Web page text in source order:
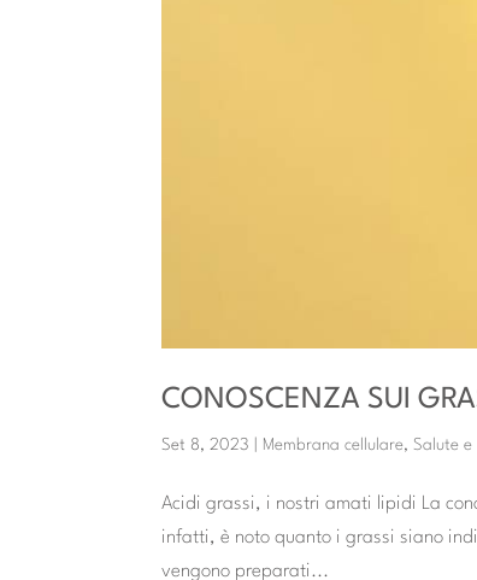
CONOSCENZA SUI
Set 8, 2023 Membrana cellulare, Salute e
Acidi grassi, i nostri amati lipidi La
infatti, è noto quanto i grassi siano
vengono preparati...